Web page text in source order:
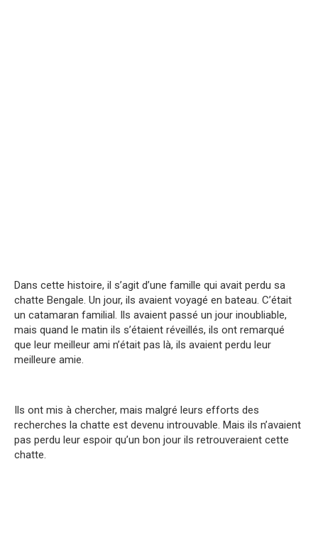
Dans cette histoire, il s’agit d’une famille qui avait perdu sa
chatte Bengale. Un jour, ils avaient voyagé en bateau. C’était
un catamaran familial. Ils avaient passé un jour inoubliable,
mais quand le matin ils s’étaient réveillés, ils ont remarqué
que leur meilleur ami n’était pas là, ils avaient perdu leur
meilleure amie.
Ils ont mis à chercher, mais malgré leurs efforts des
recherches la chatte est devenu introuvable. Mais ils n’avaient
pas perdu leur espoir qu’un bon jour ils retrouveraient cette
chatte.